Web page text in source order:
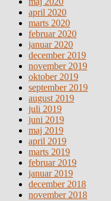
april 2020
marts 2020
februar 2020
januar 2020
december 2019
november 2019
oktober 2019
september 2019
august 2019
juli 2019
juni 2019
maj 2019
april 2019
marts 2019
februar 2019
januar 2019
december 2018
november 2018